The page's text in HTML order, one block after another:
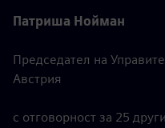
Патриша Нойман
Председател на
Австрия
с отговорност за 25